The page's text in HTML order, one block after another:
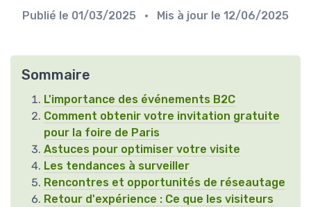
Publié le 01/03/2025 • Mis à jour le 12/06/2025
Sommaire
L'importance des événements B2C
Comment obtenir votre invitation gratuite
pour la foire de Paris
Astuces pour optimiser votre visite
Les tendances à surveiller
Rencontres et opportunités de réseautage
Retour d'expérience : Ce que les visiteurs